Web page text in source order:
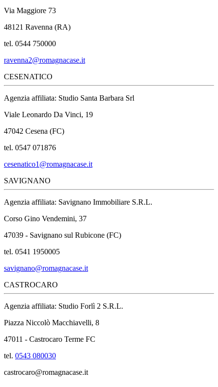
Via Maggiore 73
48121 Ravenna (RA)
tel. 0544 750000
ravenna2@romagnacase.it
CESENATICO
Agenzia affiliata: Studio Santa Barbara Srl
Viale Leonardo Da Vinci, 19
47042 Cesena (FC)
tel. 0547 071876
cesenatico1@romagnacase.it
SAVIGNANO
Agenzia affiliata: Savignano Immobiliare S.R.L.
Corso Gino Vendemini, 37
47039 - Savignano sul Rubicone (FC)
tel. 0541 1950005
savignano@romagnacase.it
CASTROCARO
Agenzia affiliata: Studio Forlì 2 S.R.L.
Piazza Niccolò Macchiavelli, 8
47011 - Castrocaro Terme FC
tel. 0543 080030
castrocaro@romagnacase.it